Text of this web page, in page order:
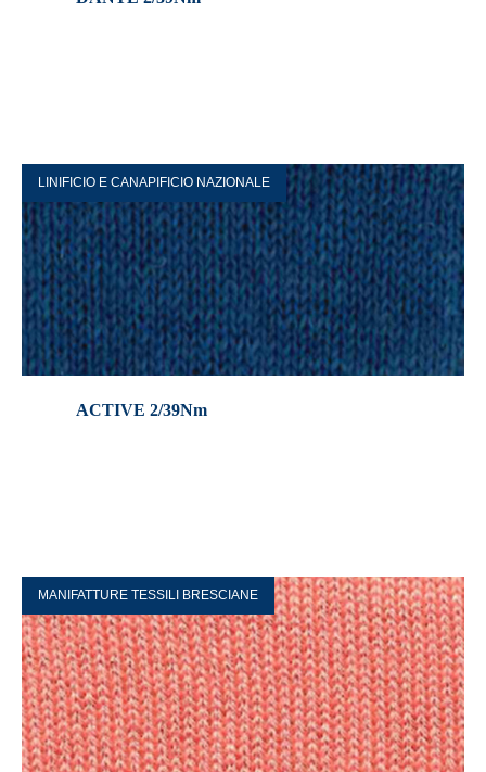
LINIFICIO E CANAPIFICIO NAZIONALE
ACTIVE 2/39Nm
MANIFATTURE TESSILI BRESCIANE